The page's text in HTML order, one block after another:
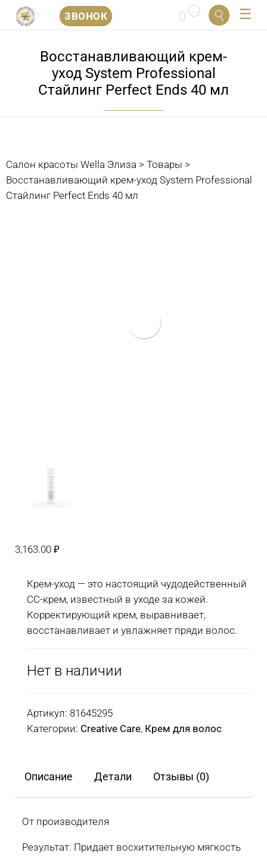
ЗВОНОК  
содержанию
Восстанавливающий крем-
уход System Professional
Стайлинг Perfect Ends 40 мл
Салон красоты Wella Элиза > Товары >
Восстанавливающий крем-уход System Professional
Стайлинг Perfect Ends 40 мл
3,163.00 ₽
Крем-уход — это настоящий чудодейственный
CC-крем, известный в уходе за кожей.
Корректирующий крем, выравнивает,
восстанавливает и увлажняет пряди волос.
Нет в наличии
Артикул: 81645295
Категории: Creative Care, Крем для волос
Описание Детали Отзывы (0)
От производителя
Результат. Придает восхитительную мягкость